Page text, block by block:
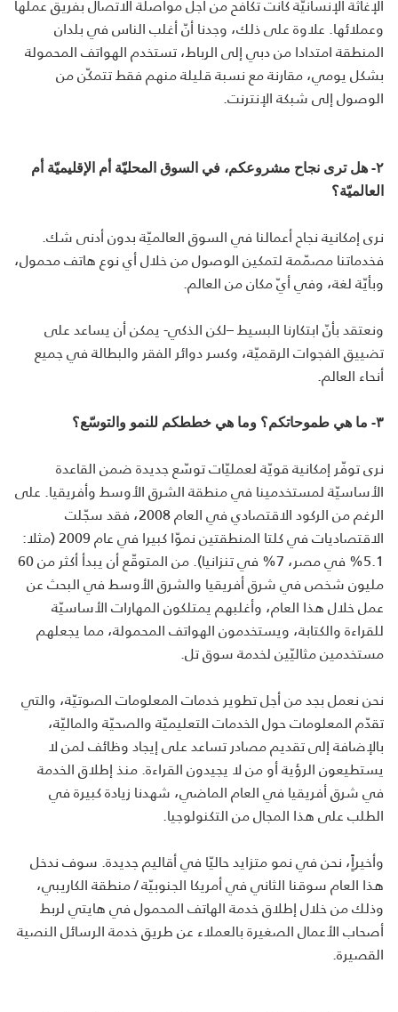
وعملائها. علاوة على ذلك، وجدنا أنّ أغلب الناس في بلدان
المنطقة امتدادا من دبي إلى الرباط، تستخدم الهواتف المحمولة
بشكل يومي، مقارنة مع نسبة قليلة منهم فقط تتمكّن من
الوصول إلى شبكة الإنترنت.
٢- هل ترى نجاح مشروعكم، في السوق المحليّة أم الإقليميّة أم
العالميّة؟
نرى إمكانية نجاح أعمالنا في السوق العالميّة بدون أدنى شك.
فخدماتنا مصمّمة لتمكين الوصول من خلال أي نوع هاتف محمول،
وبأيّة لغة، وفي أيّ مكان من العالم.
ونعتقد بأنّ ابتكارنا البسيط –لكن الذكي- يمكن أن يساعد على
تضييق الفجوات الرقميّة، وكسر دوائر الفقر والبطالة في جميع
أنحاء العالم.
٣- ما هي طموحاتكم؟ وما هي خططكم للنمو والتوسّع؟
نرى توفّر إمكانية قويّة لعمليّات توسّع جديدة ضمن القاعدة
الأساسيّة لمستخدمينا في منطقة الشرق الأوسط وأفريقيا. على
الرغم من الركود الاقتصادي في العام 2008، فقد سجّلت
الاقتصاديات في كلتا المنطقتين نموّا كبيرا في عام 2009 (مثلا:
5.1% في مصر، 7% في تنزانيا). من المتوقّع أن يبدأ أكثر من 60
مليون شخص في شرق أفريقيا والشرق الأوسط في البحث عن
عمل خلال هذا العام، وأغلبهم يمتلكون المهارات الأساسيّة
للقراءة والكتابة، ويستخدمون الهواتف المحمولة، مما يجعلهم
مستخدمين مثاليّين لخدمة سوق تل.
نحن نعمل بجد من أجل تطوير خدمات المعلومات الصوتيّة، والتي
تقدّم المعلومات حول الخدمات التعليميّة والصحيّة والماليّة،
بالإضافة إلى تقديم مصادر تساعد على إيجاد وظائف لمن لا
يستطيعون الرؤية أو من لا يجيدون القراءة. منذ إطلاق الخدمة
في شرق أفريقيا في العام الماضي، شهدنا زيادة كبيرة في
الطلب على هذا المجال من التكنولوجيا.
وأخيراًٍ، نحن في نمو متزايد حاليّا في أقاليم جديدة. سوف ندخل
هذا العام سوقنا الثاني في أمريكا الجنوبيّة / منطقة الكاريبي،
وذلك من خلال إطلاق خدمة الهاتف المحمول في هايتي لربط
أصحاب الأعمال الصغيرة بالعملاء عن طريق خدمة الرسائل النصية
القصيرة.